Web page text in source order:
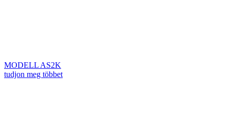
MODELL AS2K
tudjon meg többet